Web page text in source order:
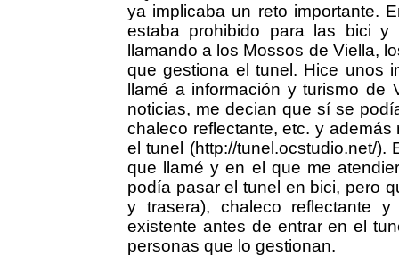
ya implicaba un reto importante.
estaba prohibido para las bici y
llamando a los Mossos de Viella,
que gestiona el tunel. Hice unos
llamé a información y turismo
noticias, me decian que sí se
chaleco reflectante, etc. y
el tunel (http://tunel.ocstudio.net/
que llamé y en el que me
podía pasar el tunel en bici, pero
y trasera), chaleco reflectante
existente antes de entrar en el
personas que lo gestionan.